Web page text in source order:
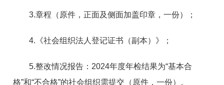
3.章程（原件，正面及侧面加盖印章，一份）；
4.《社会组织法人登记证书（副本）》；
5.整改情况报告：2024年度年检结果为“基本合
格”和“不合格”的社会组织需提交（原件，一份）。